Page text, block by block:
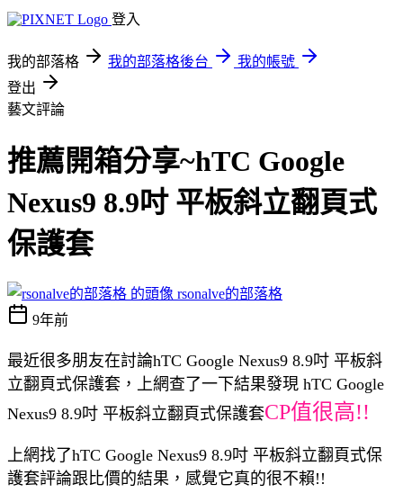
登入
我的部落格 我的部落格後台
我的帳號
登出
藝文評論
推薦開箱分享~hTC Google
Nexus9 8.9吋 平板斜立翻頁式
保護套
rsonalve的部落格
9年前
最近很多朋友在討論hTC Google Nexus9 8.9吋 平板斜
立翻頁式保護套，上網查了一下結果發現 hTC Google
Nexus9 8.9吋 平板斜立翻頁式保護套CP值很高!!
上網找了hTC Google Nexus9 8.9吋 平板斜立翻頁式保
護套評論跟比價的結果，感覺它真的很不賴!!